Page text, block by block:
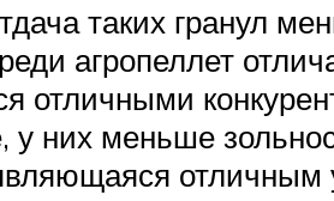
таких гранул
агропеллет
отличными
них меньше
отличным